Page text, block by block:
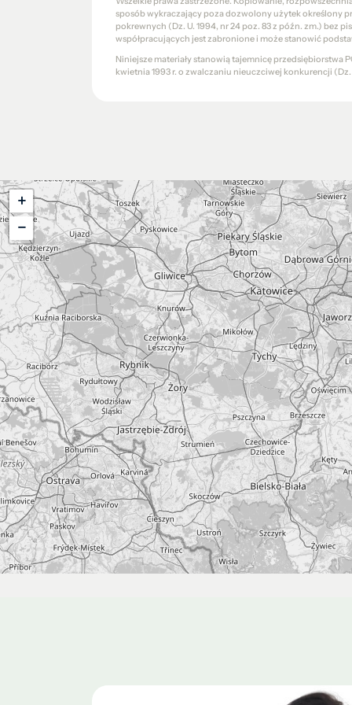
sposób wykraczający poza dozwolony użytek określony
pokrewnych (Dz. U. 1994, nr 24 poz. 83 z późn. zm.) bez
współpracujących jest zabronione i może stanowić
Niniejsze materiały stanowią tajemnicę przedsiębiorstwa
kwietnia 1993 r. o zwalczaniu nieuczciwej konkurencji (Dz.
+
−